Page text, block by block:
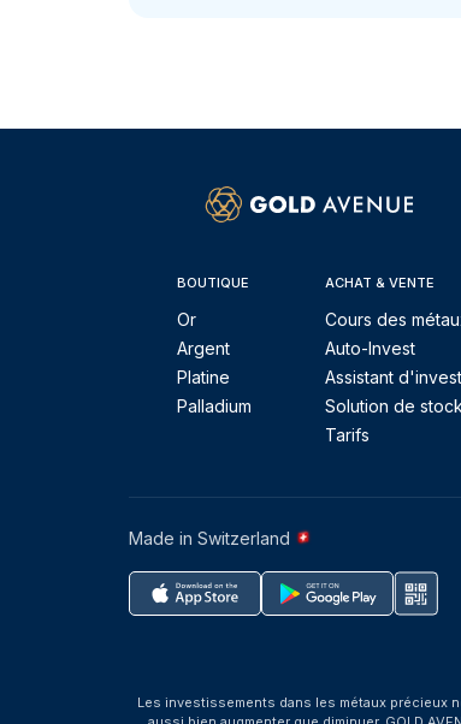
BOUTIQUE
Or
Argent
Platine
Palladium
ACHAT & VENTE
Cours des
Auto-Invest
Assistant
Solution de
Tarifs
Made in Switzerland
Les investissements dans les métaux précieux